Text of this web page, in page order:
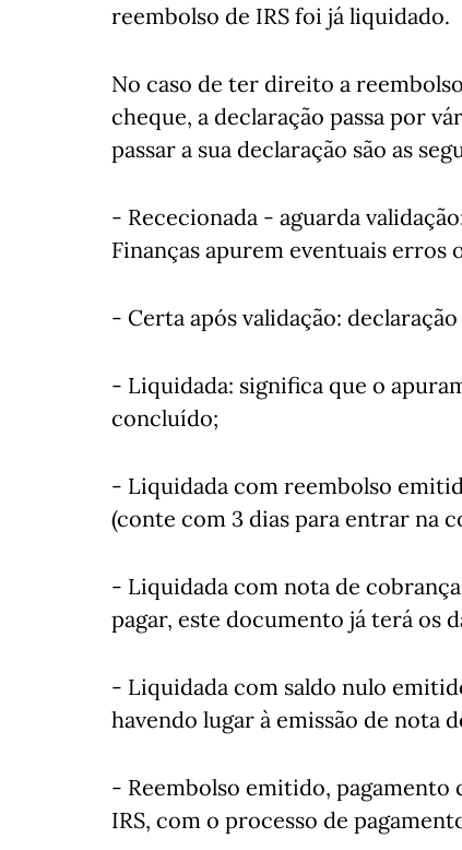
reembolso de IRS foi já liquidado.
No caso de ter direito a
cheque, a declaração passa por
passar a sua declaração são as
- Rececionada - aguarda
Finanças apurem eventuais erros
- Certa após validação:
- Liquidada: significa que o
concluído;
- Liquidada com reembolso
(conte com 3 dias para entrar na
- Liquidada com nota de
pagar, este documento já terá os
- Liquidada com saldo nulo
havendo lugar à emissão de nota
- Reembolso emitido, pagamento
IRS, com o processo de